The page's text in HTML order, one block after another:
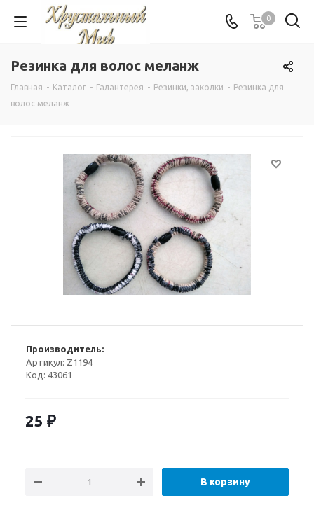
0
Резинка для волос меланж
Главная - Каталог - Галантерея - Резинки, заколки - Резинка для
волос меланж
Производитель:
Артикул: Z1194
Код: 43061
25 ₽
В корзину